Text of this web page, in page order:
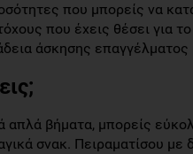
που μπορείς να
που έχεις θέσει για
άσκησης
βήματα, μπορείς
σνακ. Πειραματίσου